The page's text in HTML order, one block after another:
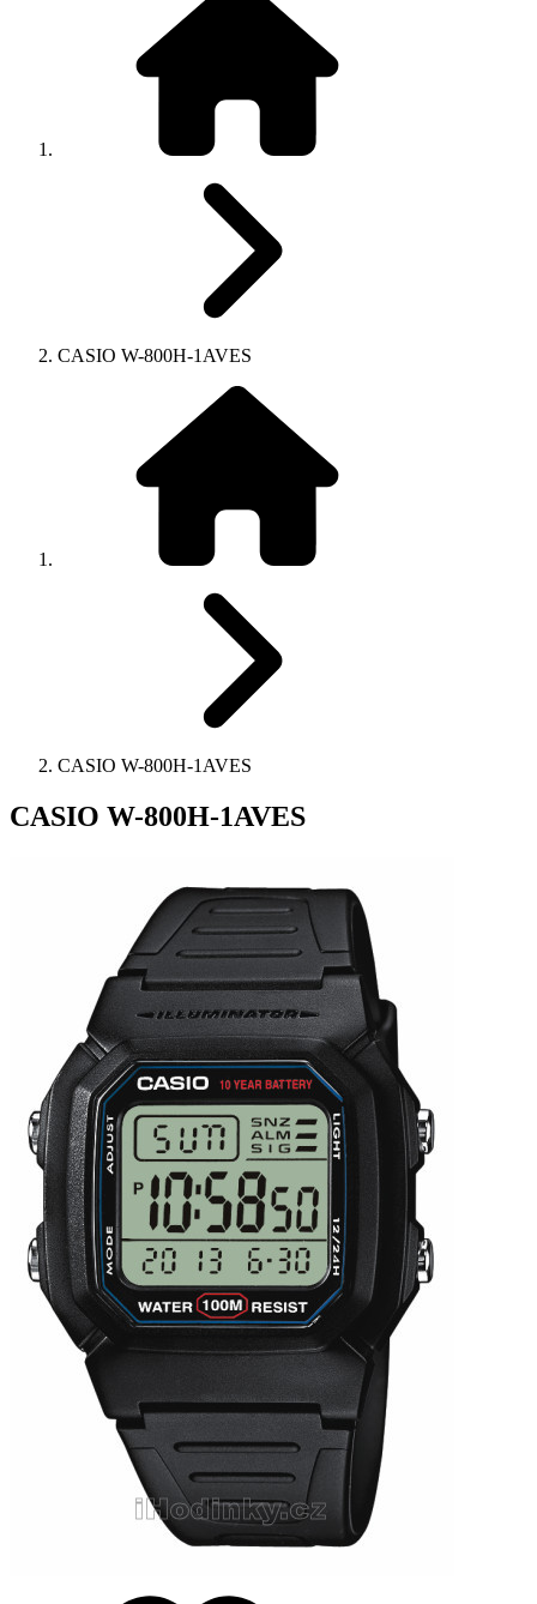
CASIO W-800H-1AVES
CASIO W-800H-1AVES
CASIO W-800H-1AVES